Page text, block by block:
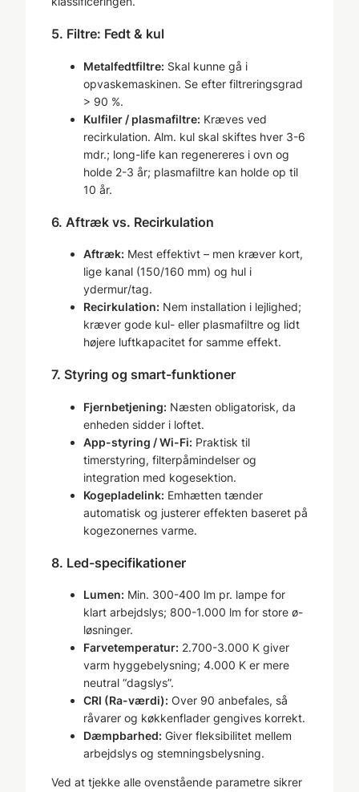
5. Filtre: Fedt & kul
Metalfedtfiltre: Skal kunne gå i
opvaskemaskinen. Se efter filtreringsgrad
> 90 %.
Kulfiler / plasmafiltre: Kræves ved
recirkulation. Alm. kul skal skiftes hver 3-6
mdr.; long-life kan regenereres i ovn og
holde 2-3 år; plasmafiltre kan holde op til
10 år.
6. Aftræk vs. Recirkulation
Aftræk: Mest effektivt – men kræver kort,
lige kanal (150/160 mm) og hul i
ydermur/tag.
Recirkulation: Nem installation i lejlighed;
kræver gode kul- eller plasmafiltre og lidt
højere luftkapacitet for samme effekt.
7. Styring og smart-funktioner
Fjernbetjening: Næsten obligatorisk, da
enheden sidder i loftet.
App-styring / Wi-Fi: Praktisk til
timerstyring, filterpåmindelser og
integration med kogesektion.
Kogepladelink: Emhætten tænder
automatisk og justerer effekten baseret på
kogezonernes varme.
8. Led-specifikationer
Lumen: Min. 300-400 lm pr. lampe for
klart arbejdslys; 800-1.000 lm for store ø-
løsninger.
Farvetemperatur: 2.700-3.000 K giver
varm hyggebelysning; 4.000 K er mere
neutral “dagslys”.
CRI (Ra-værdi): Over 90 anbefales, så
råvarer og køkkenflader gengives korrekt.
Dæmpbarhed: Giver fleksibilitet mellem
arbejdslys og stemningsbelysning.
Ved at tjekke alle ovenstående parametre sikrer